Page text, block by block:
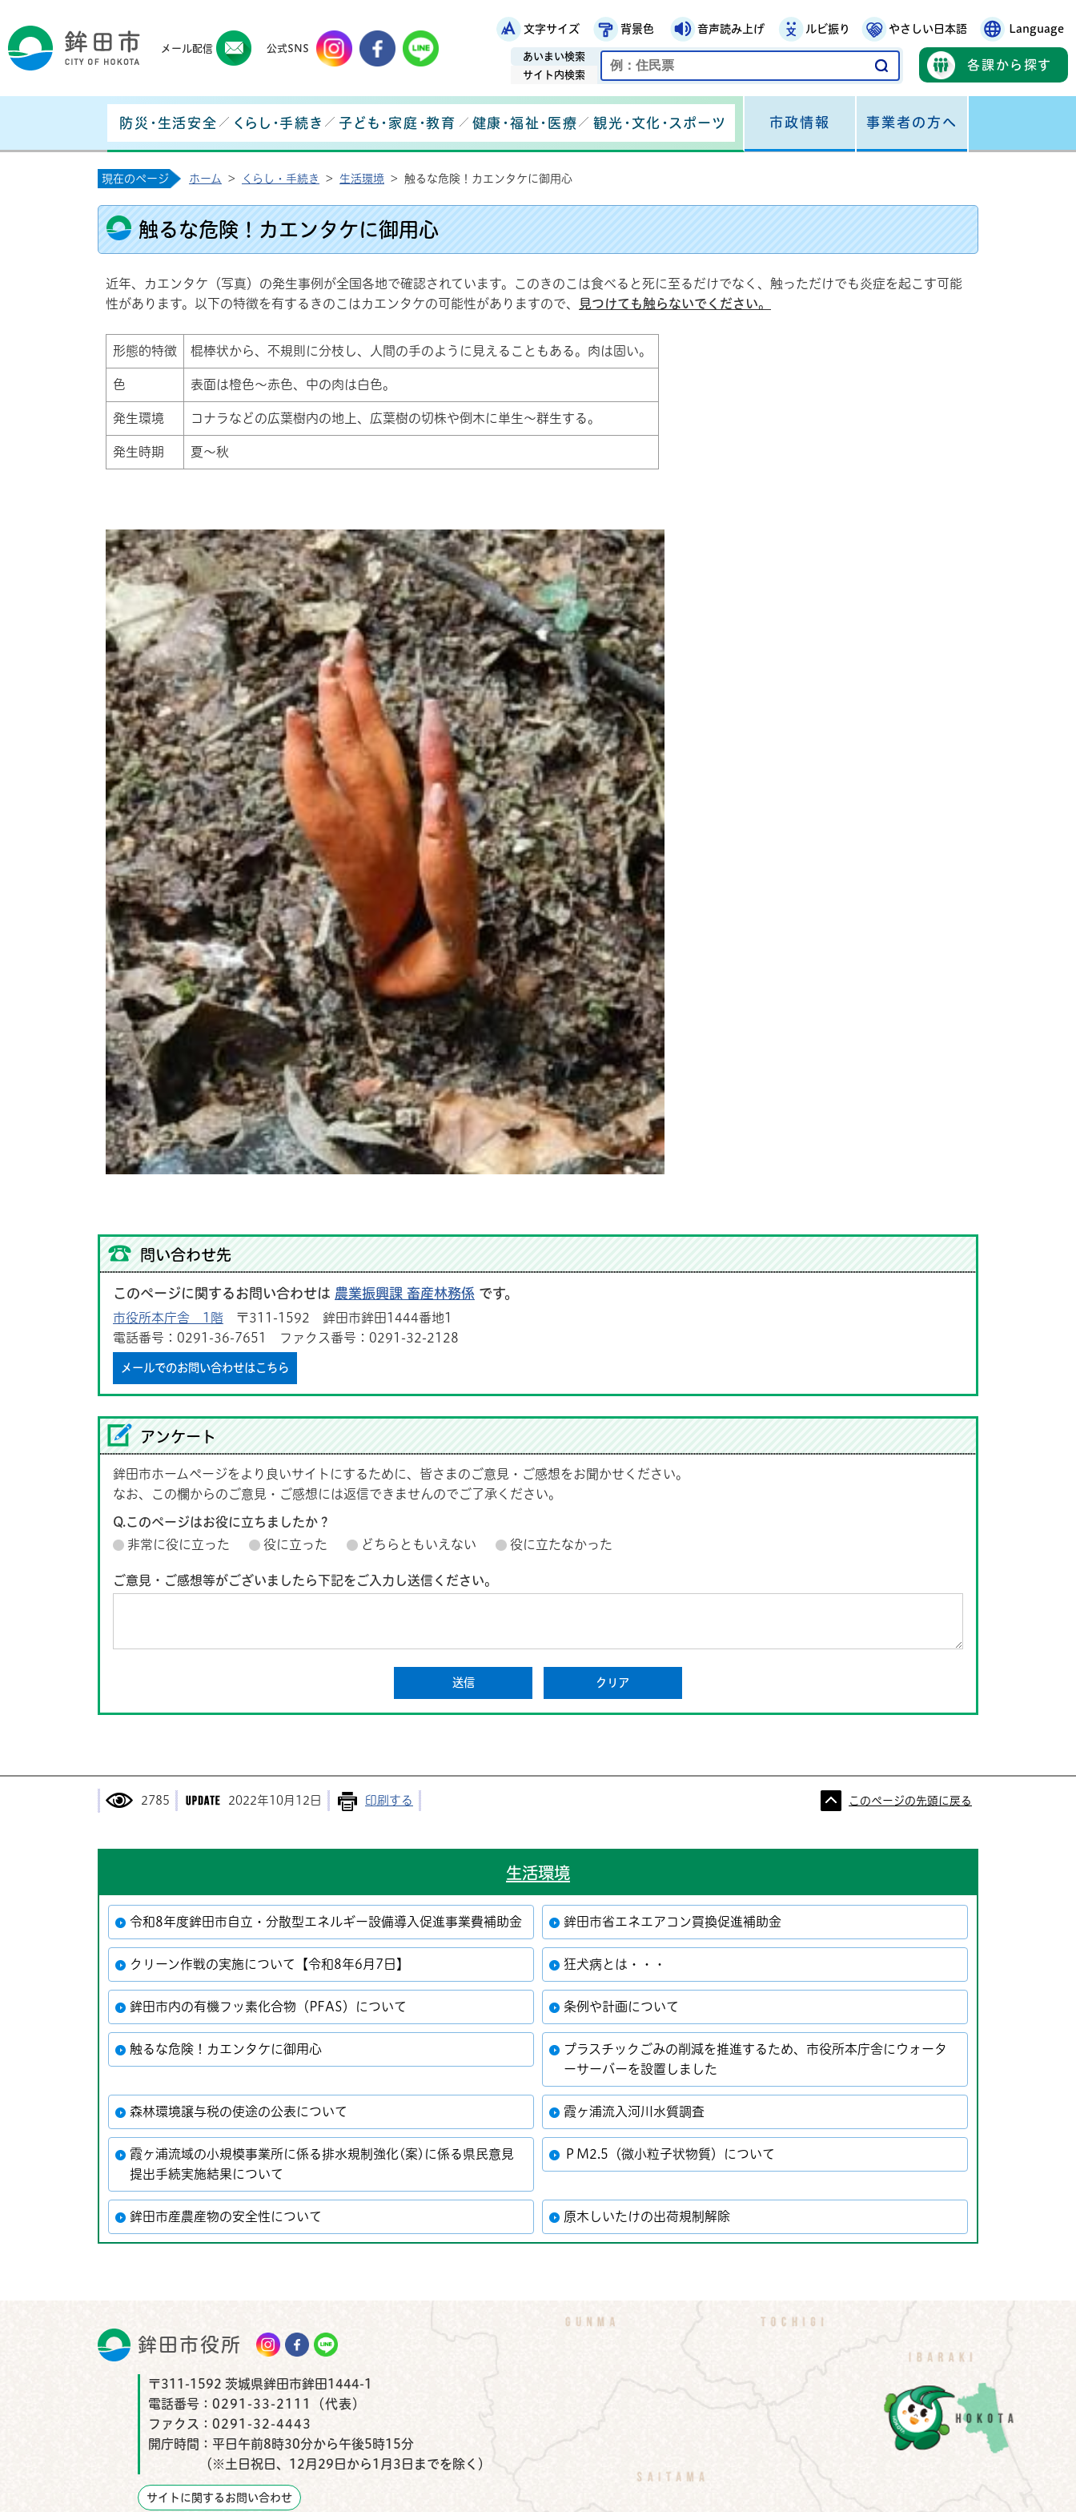
鉾田市役所ホームページ文字サイズ 背景色 音声読み上げ ルビ振り やさしい日本語 Language
各課から探す
あいまい検索
サイト内検索
メール配信
鉾田市メールマガジン
公式SNS
鉾田市公式Instagram
鉾田市公式Facebook
鉾田市公式LINE
防災・生活安全 くらし・手続き 子ども・家庭・教育 健康・福祉・医療 観光・文化・スポーツ 市政情報 事業者の方へ
現在のページ ホーム > くらし・手続き > 生活環境 > 触るな危険！カエンタケに御用心
触るな危険！カエンタケに御用心
近年、カエンタケ（写真）の発生事例が全国各地で確認されています。このきのこは食べると死に至るだけでなく、触っただけでも炎症を起こす可能
性があります。以下の特徴を有するきのこはカエンタケの可能性がありますので、
見つけても触らないでください。
形態的特徴 棍棒状から、不規則に分枝し、人間の手のように見えることもある。肉は固い。
色 表面は橙色～赤色、中の肉は白色。
発生環境 コナラなどの広葉樹内の地上、広葉樹の切株や倒木に単生～群生する。
発生時期 夏～秋
問い合わせ先
このページに関するお問い合わせは 農業振興課 畜産林務係 です。
市役所本庁舎 1階 〒311-1592 鉾田市鉾田1444番地1
電話番号：0291-36-7651 ファクス番号：0291-32-2128
メールでのお問い合わせはこちら
アンケート
鉾田市ホームページをより良いサイトにするために、皆さまのご意見・ご感想をお聞かせください。
なお、この欄からのご意見・ご感想には返信できませんのでご了承ください。
Q.このページはお役に立ちましたか？
非常に役に立った
役に立った どちらともいえない 役に立たなかった
ご意見・ご感想等がございましたら下記をご入力し送信ください。
2785 2022年10月12日 印刷する このページの先頭に戻る
生活環境
令和8年度鉾田市自立・分散型エネルギー設備導入促進事業費補助金 鉾田市省エネエアコン買換促進補助金
クリーン作戦の実施について【令和8年6月7日】 狂犬病とは・・・
鉾田市内の有機フッ素化合物（PFAS）について 条例や計画について
触るな危険！カエンタケに御用心
プラスチックごみの削減を推進するため、市役所本庁舎にウォータ
ーサーバーを設置しました
森林環境譲与税の使途の公表について 霞ヶ浦流入河川水質調査
霞ヶ浦流域の小規模事業所に係る排水規制強化(案)に係る県民意見
提出手続実施結果について
ＰＭ2.5（微小粒子状物質）について
鉾田市産農産物の安全性について 原木しいたけの出荷規制解除
鉾田市役所 鉾田市公式Instagram
鉾田市公式Facebook
鉾田市公式LINE
〒311-1592 茨城県鉾田市鉾田1444-1
電話番号： 0291-33-2111（代表）
ファクス： 0291-32-4443
開庁時間： 平日午前8時30分から午後5時15分
（※土日祝日、12月29日から1月3日までを除く）
サイトに関するお問い合わせ